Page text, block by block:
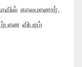
காலமானார்.
விபரம்